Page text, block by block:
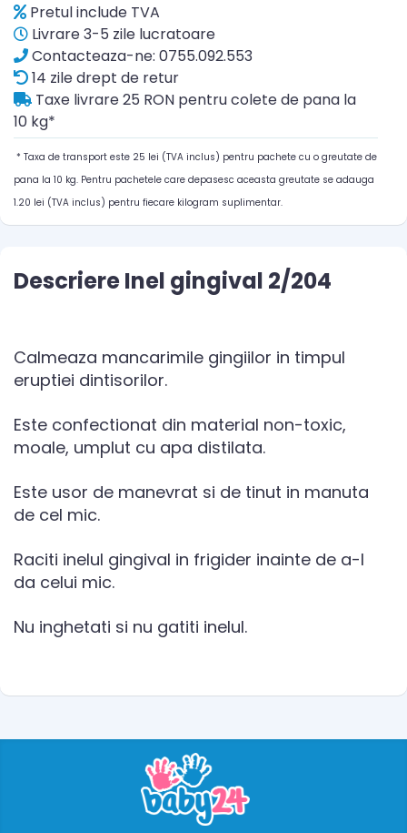
Pretul include TVA
Livrare 3-5 zile lucratoare
Contacteaza-ne: 0755.092.553
14 zile drept de retur
Taxe livrare 25 RON pentru colete de pana la
10 kg*
* Taxa de transport este 25 lei (TVA inclus) pentru pachete cu o greutate de
pana la 10 kg. Pentru pachetele care depasesc aceasta greutate se adauga
1.20 lei (TVA inclus) pentru fiecare kilogram suplimentar.
Descriere Inel gingival 2/204
Calmeaza mancarimile gingiilor in timpul
eruptiei dintisorilor.
Este confectionat din material non-toxic,
moale, umplut cu apa distilata.
Este usor de manevrat si de tinut in manuta
de cel mic.
Raciti inelul gingival in frigider inainte de a-l
da celui mic.
Nu inghetati si nu gatiti inelul.